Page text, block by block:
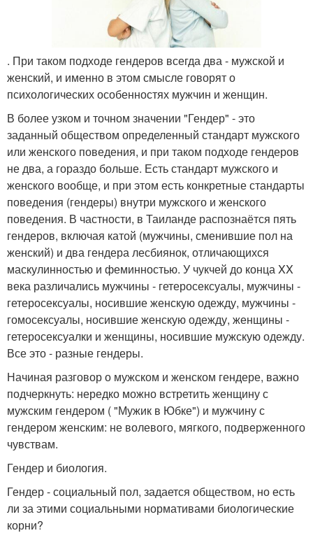
. При таком подходе гендеров всегда два - мужской и
женский, и именно в этом смысле говорят о
психологических особенностях мужчин и женщин.
В более узком и точном значении "Гендер" - это
заданный обществом определенный стандарт мужского
или женского поведения, и при таком подходе гендеров
не два, а гораздо больше. Есть стандарт мужского и
женского вообще, и при этом есть конкретные стандарты
поведения (гендеры) внутри мужского и женского
поведения. В частности, в Таиланде распознаётся пять
гендеров, включая катой (мужчины, сменившие пол на
женский) и два гендера лесбиянок, отличающихся
маскулинностью и феминностью. У чукчей до конца XX
века различались мужчины - гетеросексуалы, мужчины -
гетеросексуалы, носившие женскую одежду, мужчины -
гомосексуалы, носившие женскую одежду, женщины -
гетеросексуалки и женщины, носившие мужскую одежду.
Все это - разные гендеры.
Начиная разговор о мужском и женском гендере, важно
подчеркнуть: нередко можно встретить женщину с
мужским гендером ( "Мужик в Юбке") и мужчину с
гендером женским: не волевого, мягкого, подверженного
чувствам.
Гендер и биология.
Гендер - социальный пол, задается обществом, но есть
ли за этими социальными нормативами биологические
корни?